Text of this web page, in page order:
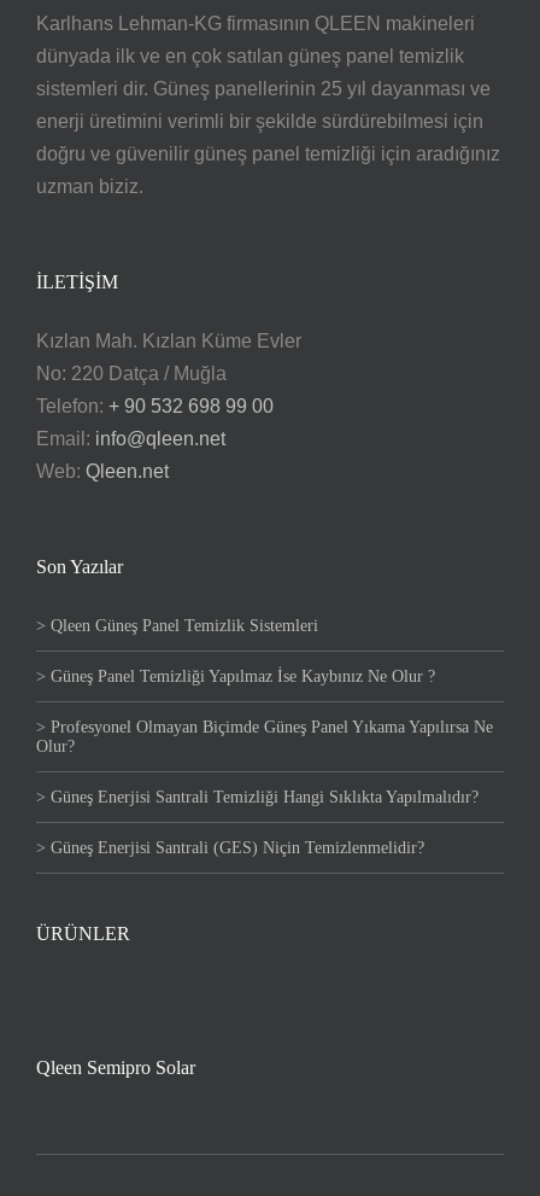
Karlhans Lehman-KG firmasının QLEEN makineleri
dünyada ilk ve en çok satılan güneş panel temizlik
sistemleri dir. Güneş panellerinin 25 yıl dayanması ve
enerji üretimini verimli bir şekilde sürdürebilmesi için
doğru ve güvenilir güneş panel temizliği için aradığınız
uzman biziz.
Son Yazılar
> Qleen Güneş Panel Temizlik Sistemleri
> Güneş Panel Temizliği Yapılmaz İse Kaybınız Ne Olur ?
> Profesyonel Olmayan Biçimde Güneş Panel Yıkama Yapılırsa Ne
Olur?
> Güneş Enerjisi Santrali Temizliği Hangi Sıklıkta Yapılmalıdır?
> Güneş Enerjisi Santrali (GES) Niçin Temizlenmelidir?
İLETİŞİM
Kızlan Mah. Kızlan Küme Evler
No: 220 Datça / Muğla
Telefon: + 90 532 698 99 00
Email: info@qleen.net
Web: Qleen.net
ÜRÜNLER
Qleen Semipro Solar